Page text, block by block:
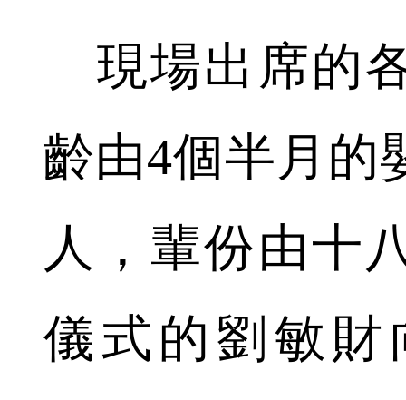
現場出席的
齡由4個半月的
人，輩份由十
儀式的劉敏財